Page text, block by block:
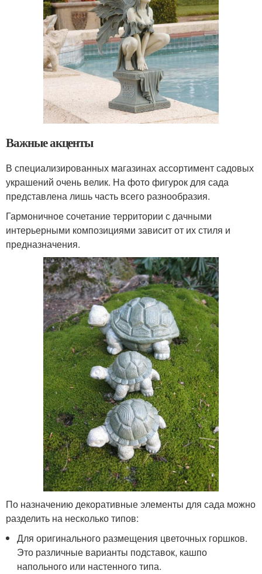
Важные акценты
В специализированных магазинах ассортимент садовых
украшений очень велик. На фото фигурок для сада
представлена лишь часть всего разнообразия.
Гармоничное сочетание территории с дачными
интерьерными композициями зависит от их стиля и
предназначения.
По назначению декоративные элементы для сада можно
разделить на несколько типов:
Для оригинального размещения цветочных горшков.
Это различные варианты подставок, кашпо
напольного или настенного типа.